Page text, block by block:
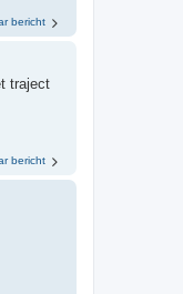
bericht
traject
bericht